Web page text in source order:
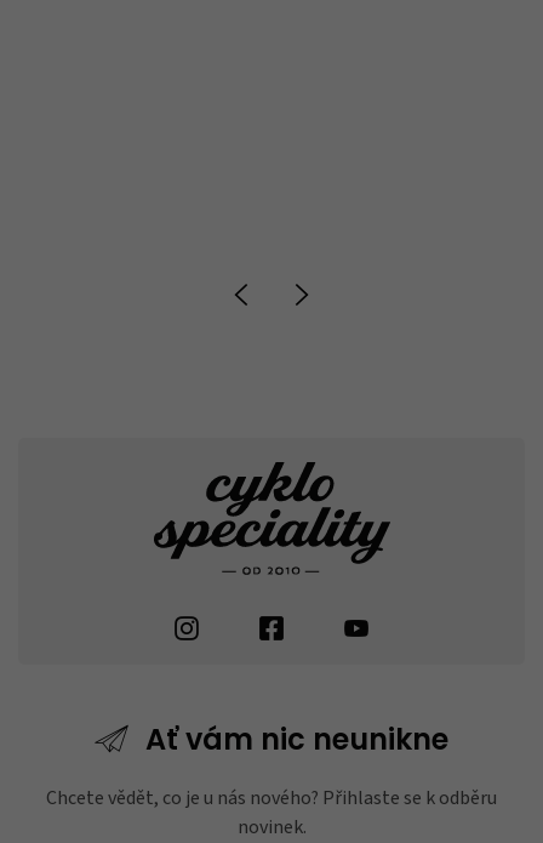
Ať vám nic neunikne
Chcete vědět, co je u nás nového? Přihlaste se k odběru
novinek.